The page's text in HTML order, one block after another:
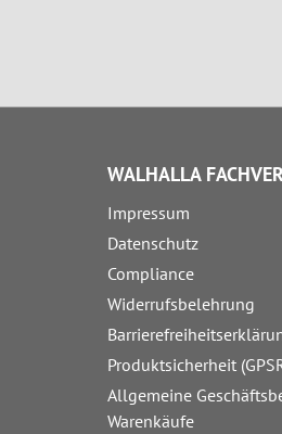
WALHALLA
Impressum
Datenschutz
Compliance
Widerrufsbelehrung
Produktsicherheit
Allgemeine
Warenkäufe